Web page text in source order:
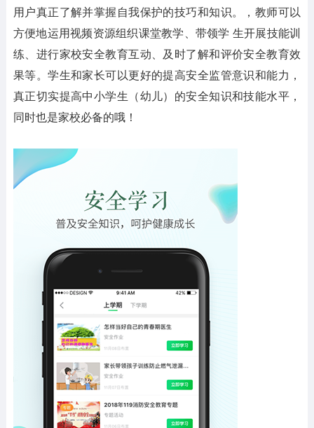
用户真正了解并掌握自我保护的技巧和知识。，教师可以
方便地运用视频资源组织课堂教学、带领学 生开展技能训
练、进行家校安全教育互动、及时了解和评价安全教育效
果等。学生和家长可以更好的提高安全监管意识和能力，
真正切实提高中小学生（幼儿）的安全知识和技能水平，
同时也是家校必备的哦！